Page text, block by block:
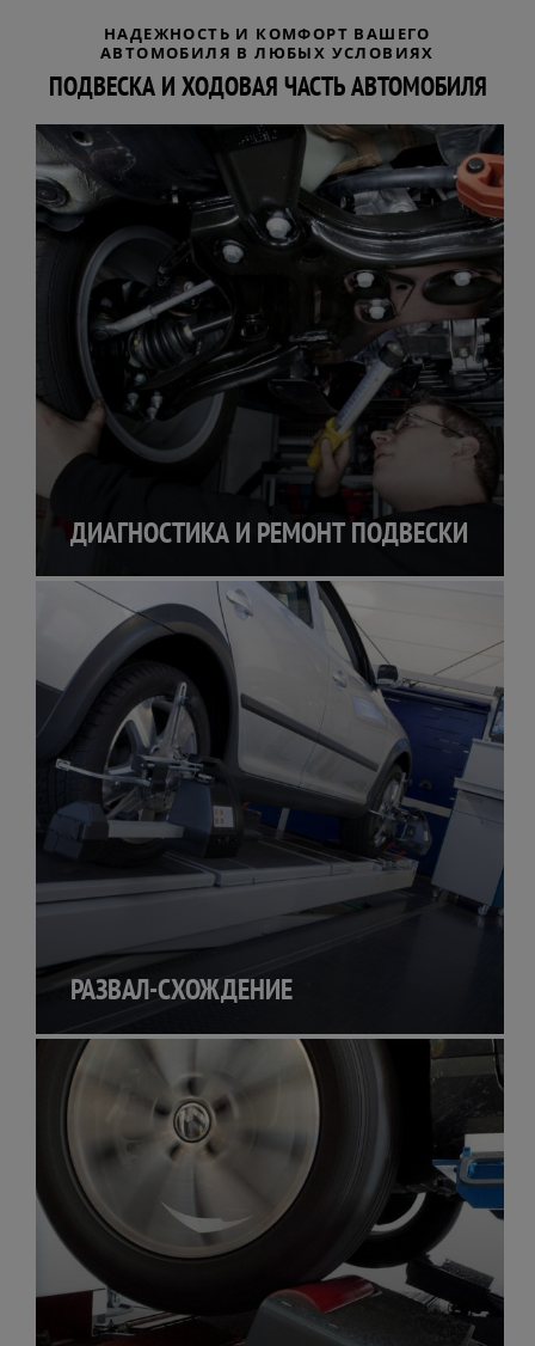
НАДЕЖНОСТЬ И КОМФОРТ ВАШЕГО
АВТОМОБИЛЯ В ЛЮБЫХ УСЛОВИЯХ
ПОДВЕСКА И ХОДОВАЯ ЧАСТЬ АВТОМОБИЛЯ
ДИАГНОСТИКА И РЕМОНТ ПОДВЕСКИ
РАЗВАЛ-СХОЖДЕНИЕ